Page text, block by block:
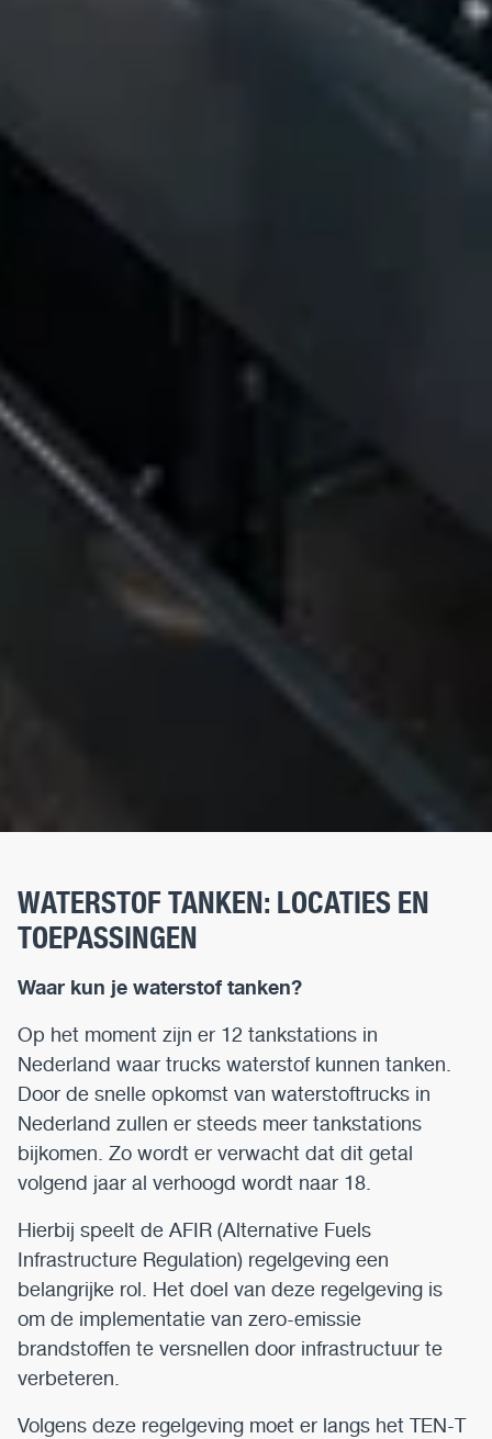
WATERSTOF TANKEN: LOCATIES EN
TOEPASSINGEN
Waar kun je waterstof tanken?
Op het moment zijn er 12 tankstations in
Nederland waar trucks waterstof kunnen tanken.
Door de snelle opkomst van waterstoftrucks in
Nederland zullen er steeds meer tankstations
bijkomen. Zo wordt er verwacht dat dit getal
volgend jaar al verhoogd wordt naar 18.
Hierbij speelt de AFIR (Alternative Fuels
Infrastructure Regulation) regelgeving een
belangrijke rol. Het doel van deze regelgeving is
om de implementatie van zero-emissie
brandstoffen te versnellen door infrastructuur te
verbeteren.
Volgens deze regelgeving moet er langs het TEN-T